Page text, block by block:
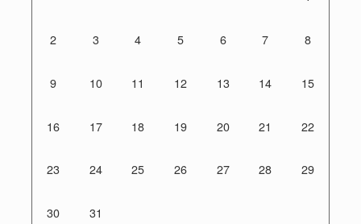
2 3 4 5 6 7 8
9 10 11 12 13 14 15
16 17 18 19 20 21 22
23 24 25 26 27 28 29
30 31